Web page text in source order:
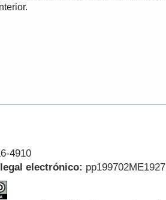
4910
electrónico: